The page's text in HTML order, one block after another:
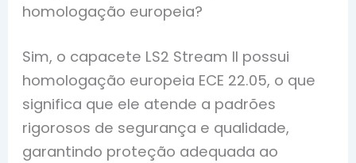
homologação europeia?
Sim, o capacete LS2 Stream II possui
homologação europeia ECE 22.05, o que
significa que ele atende a padrões
rigorosos de segurança e qualidade,
garantindo proteção adequada ao